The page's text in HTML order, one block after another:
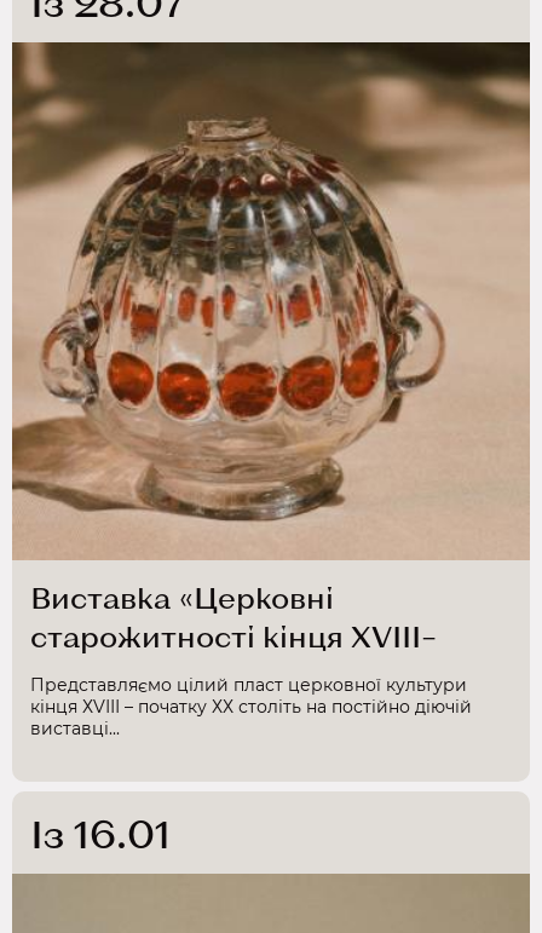
Виставка «Церковні
старожитності кінця ХVІІІ–
початку ХХ ст.»
Представляємо цілий пласт церковної культури
кінця ХVІІІ – початку ХХ століть на постійно діючій
виставці...
Із 16.01